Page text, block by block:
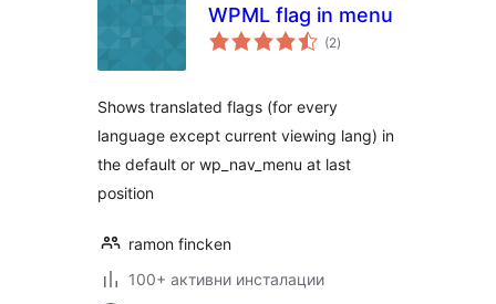
WPML flag in menu
(2общо
оценки
)
Shows translated flags (for every
language except current viewing lang) in
the default or wp_nav_menu at last
position
ramon fincken
100+ активни инсталации